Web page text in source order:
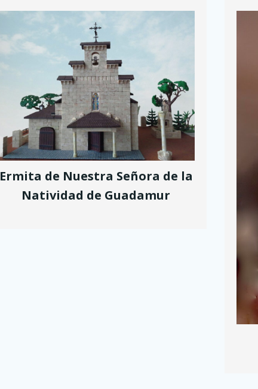
Ermita de Nuestra Señora de la
Natividad de Guadamur